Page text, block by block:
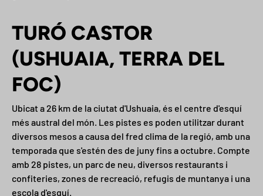
TURÓ CASTOR
(USHUAIA, TERRA DEL
FOC)
Ubicat a 26 km de la ciutat d'Ushuaia, és el centre d'esquí
més austral del món. Les pistes es poden utilitzar durant
diversos mesos a causa del fred clima de la regió, amb una
temporada que s'estén des de juny fins a octubre. Compte
amb 28 pistes, un parc de neu, diversos restaurants i
confiteries, zones de recreació, refugis de muntanya i una
escola d'esquí.